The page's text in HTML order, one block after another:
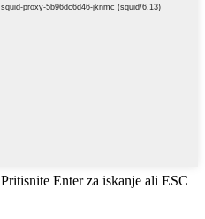
Pritisnite Enter za iskanje ali ESC